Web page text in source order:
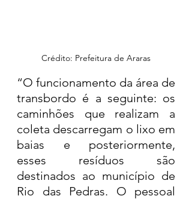
Crédito: Prefeitura de Araras
“O funcionamento da área de
transbordo é a seguinte: os
caminhões que realizam a
coleta descarregam o lixo em
baias e posteriormente,
esses resíduos são
destinados ao município de
Rio das Pedras. O pessoal